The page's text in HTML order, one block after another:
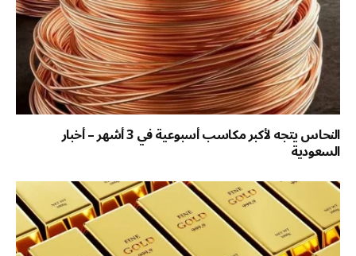
النحاس يتجه لأكبر مكاسب أسبوعية في 3 أشهر – أخبار
السعودية